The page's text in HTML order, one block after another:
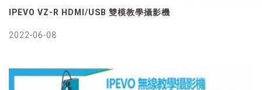
IPEVO VZ-R HDMI/USB 雙模教學攝影機
2022-06-08